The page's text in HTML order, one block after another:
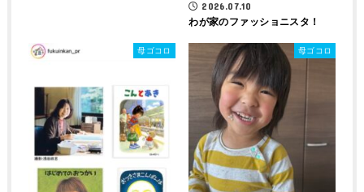
2026.07.10
わが家のファッショニスタ！
母ゴコロ 母ゴコロ